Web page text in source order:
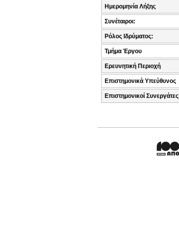
Ημερομηνία Λήξης
Συνέταιροι:
Ρόλος Ιδρύματος:
Τμήμα Έργου
Ερευνητική Περιοχή
Επιστημονικά Υπεύθυνος
Επιστημονικοί Συνεργάτες